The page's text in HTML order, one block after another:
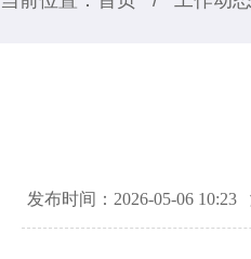
发布时间：2026-05-06 10:23